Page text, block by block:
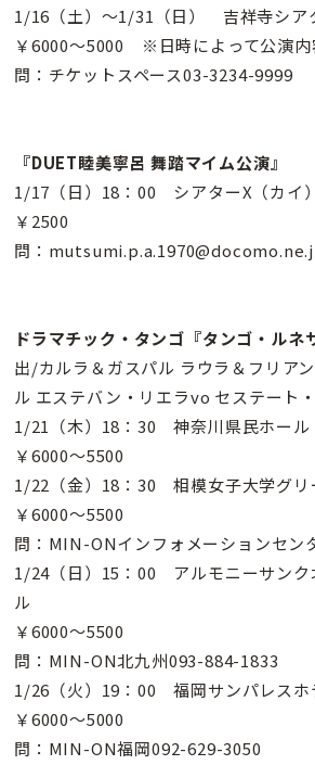
1/16（土）〜1/31（日） 吉祥寺シア
￥6000〜5000 ※日時によって公演内
問：チケットスペース03-3234-9999
『DUET睦美寧呂 舞踏マイム公演』
1/17（日）18：00 シアターX（カイ）
￥2500
問：
ドラマチック・タンゴ『タンゴ・ルネ
出/カルラ＆ガスパル ラウラ＆フリア
ル エステバン・リエラvo セステート
1/21（木）18：30 神奈川県民ホール
￥6000〜5500
1/22（金）18：30 相模女子大学グリ
￥6000〜5500
問：MIN-ONインフォメーションセン
1/24（日）15：00 アルモニーサンク
ル
￥6000〜5500
問：MIN-ON北九州093-884-1833
1/26（火）19：00 福岡サンパレスホ
￥6000〜5000
問：MIN-ON福岡092-629-3050